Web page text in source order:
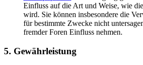
Einfluss auf die Art und Weise, wie
wird. Sie können insbesondere die
für bestimmte Zwecke nicht
fremder Foren Einfluss nehmen.
5. Gewährleistung